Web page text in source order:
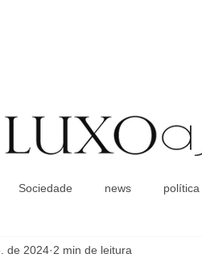
Coluna
Sociedade news política
de 2024 2 min de leitura